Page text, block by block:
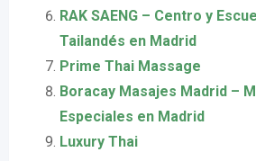
RAK SAENG – Centro y
Tailandés en Madrid
Prime Thai Massage
Boracay Masajes Madrid –
Especiales en Madrid
Luxury Thai